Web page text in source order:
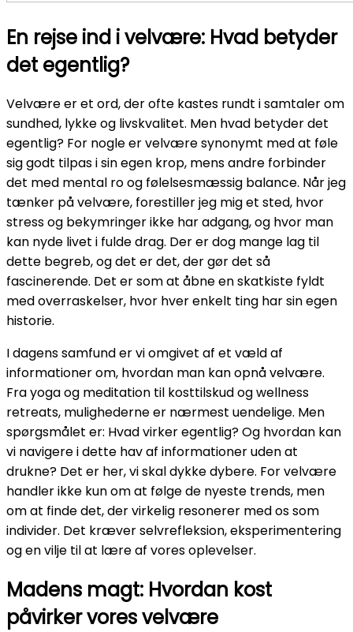
En rejse ind i velvære: Hvad betyder
det egentlig?
Velvære er et ord, der ofte kastes rundt i samtaler om
sundhed, lykke og livskvalitet. Men hvad betyder det
egentlig? For nogle er velvære synonymt med at føle
sig godt tilpas i sin egen krop, mens andre forbinder
det med mental ro og følelsesmæssig balance. Når jeg
tænker på velvære, forestiller jeg mig et sted, hvor
stress og bekymringer ikke har adgang, og hvor man
kan nyde livet i fulde drag. Der er dog mange lag til
dette begreb, og det er det, der gør det så
fascinerende. Det er som at åbne en skatkiste fyldt
med overraskelser, hvor hver enkelt ting har sin egen
historie.
I dagens samfund er vi omgivet af et væld af
informationer om, hvordan man kan opnå velvære.
Fra yoga og meditation til kosttilskud og wellness
retreats, mulighederne er nærmest uendelige. Men
spørgsmålet er: Hvad virker egentlig? Og hvordan kan
vi navigere i dette hav af informationer uden at
drukne? Det er her, vi skal dykke dybere. For velvære
handler ikke kun om at følge de nyeste trends, men
om at finde det, der virkelig resonerer med os som
individer. Det kræver selvrefleksion, eksperimentering
og en vilje til at lære af vores oplevelser.
Madens magt: Hvordan kost
påvirker vores velvære